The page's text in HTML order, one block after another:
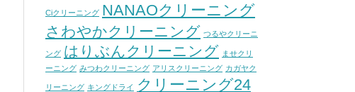
Ciクリーニング NANAOクリーニング
さわやかクリーニング つるやクリーニ
ング はりぶんクリーニング ませクリ
ーニング みつわクリーニング アリスクリーニング カガヤク
リーニング キングドライ クリーニング24